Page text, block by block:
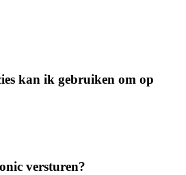
kan ik gebruiken om op
versturen?